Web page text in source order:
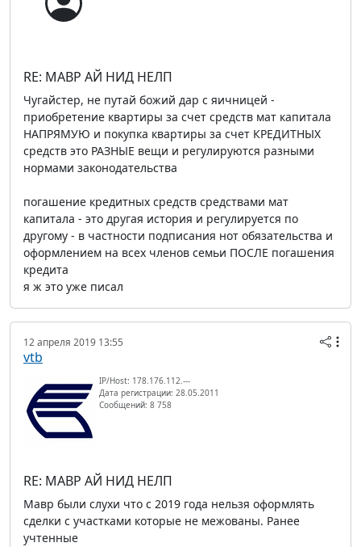
RE: МАВР АЙ НИД НЕЛП
Чугайстер, не путай божий дар с яичницей -
приобретение квартиры за счет средств мат капитала
НАПРЯМУЮ и покупка квартиры за счет КРЕДИТНЫХ
средств это РАЗНЫЕ вещи и регулируются разными
нормами законодательства
погашение кредитных средств средствами мат
капитала - это другая история и регулируется по
другому - в частности подписания нот обязательства и
оформлением на всех членов семьи ПОСЛЕ погашения
кредита
я ж это уже писал
12 апреля 2019 13:55
vtb
IP/Host: 178.176.112.---
Дата регистрации: 28.05.2011
Сообщений: 8 758
RE: МАВР АЙ НИД НЕЛП
Мавр были слухи что с 2019 года нельзя оформлять
сделки с участками которые не межованы. Ранее
учтенные